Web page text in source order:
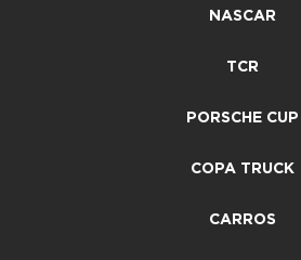
NASCAR
TCR
PORSCHE CUP
COPA TRUCK
CARROS